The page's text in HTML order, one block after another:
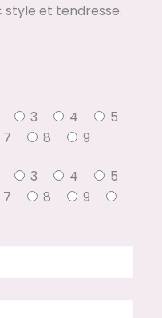
et tendresse.
3 4
5
7 8 9
3 4
5
7 8
9